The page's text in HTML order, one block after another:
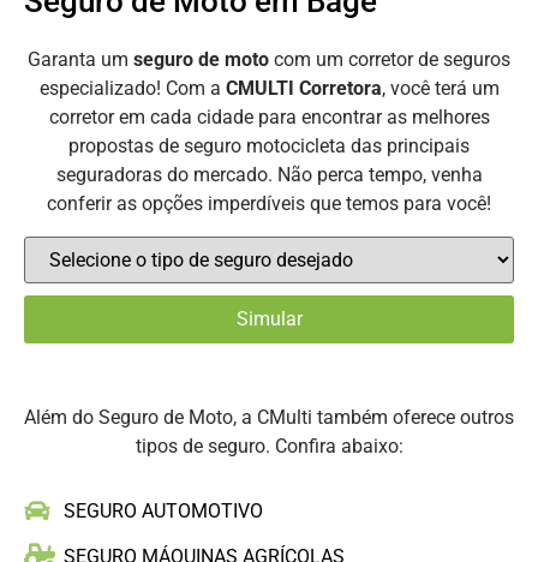
Garanta um seguro de moto com um corretor de seguros
especializado! Com a CMULTI Corretora, você terá um
corretor em cada cidade para encontrar as melhores
propostas de seguro motocicleta das principais
seguradoras do mercado. Não perca tempo, venha
conferir as opções imperdíveis que temos para você!
Além do Seguro de Moto, a CMulti também oferece outros
tipos de seguro. Confira abaixo:
SEGURO AUTOMOTIVO
SEGURO MÁQUINAS AGRÍCOLAS